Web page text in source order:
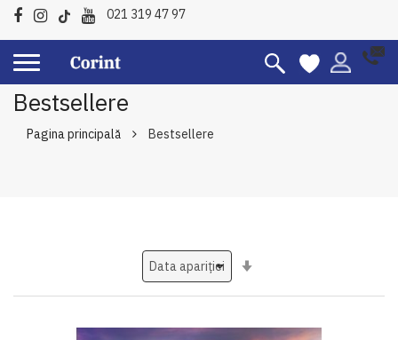
021 319 47 97
Bestsellere
Pagina principală Bestsellere